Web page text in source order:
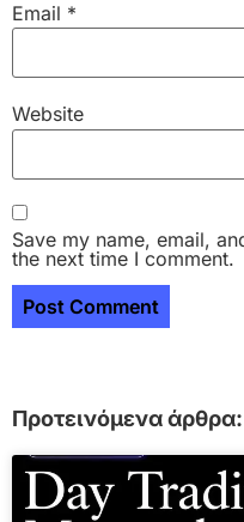
Email *
Website
Save my name, email,
the next time I comment.
Προτεινόμενα άρθρα: